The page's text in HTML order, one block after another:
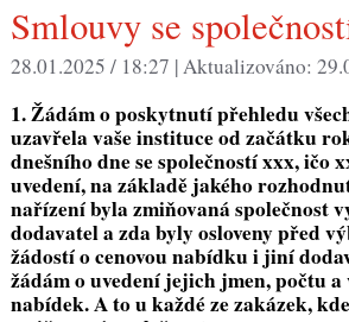
Smlouvy se
28.01.2025 / 18:27 |Aktualizováno:
1. Žádám o poskytnutí přehledu
uzavřela vaše instituce od začátku
dnešního dne se společností xxx, ičo
uvedení, na základě jakého
nařízení byla zmiňovaná společnost
dodavatel a zda byly osloveny před
žádostí o cenovou nabídku i jiní
žádám o uvedení jejich jmen, počtu a
nabídek. A to u každé ze zakázek,